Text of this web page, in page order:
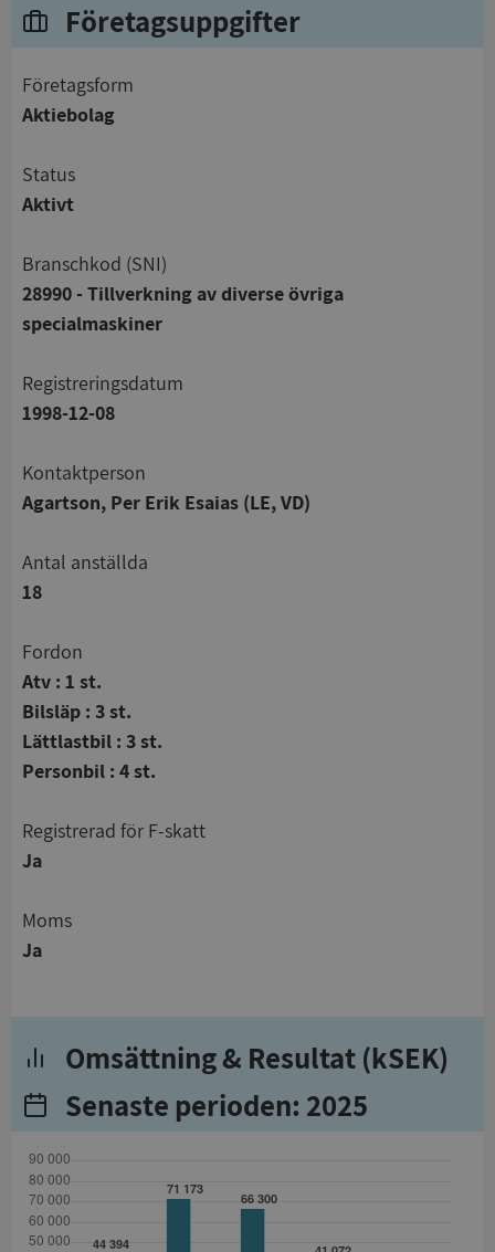
Företagsuppgifter
företagsform
Aktiebolag
status
Aktivt
branschkod (SNI)
28990 - Tillverkning av diverse övriga
specialmaskiner
registreringsdatum
1998-12-08
Kontaktperson
Agartson, Per Erik Esaias (LE, VD)
Antal anställda
18
Fordon
Atv : 1 st.
Bilsläp : 3 st.
Lättlastbil : 3 st.
Personbil : 4 st.
registrerad för F-skatt
Ja
Moms
Ja
Omsättning & Resultat (kSEK)
Senaste perioden: 2025